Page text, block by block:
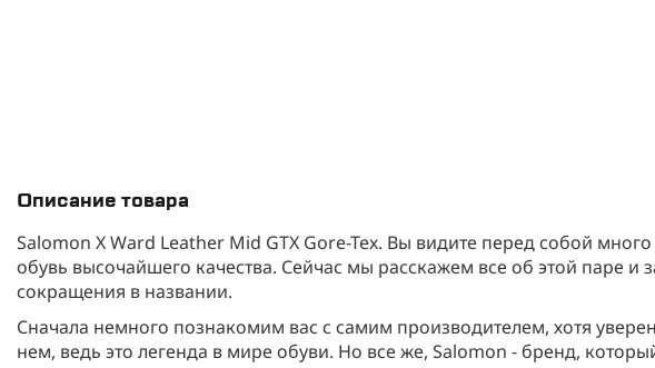
Описание товара
Salomon X Ward Leather Mid GTX Gore-Tex. Вы видите перед собой
обувь высочайшего качества. Сейчас мы расскажем все об этой паре и
сокращения в названии.
Сначала немного познакомим вас с самим производителем, хотя
нем, ведь это легенда в мире обуви. Но все же, Salomon - бренд,